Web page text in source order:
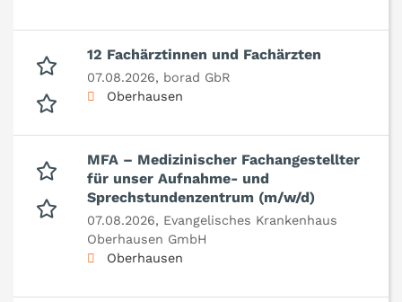
12 Fachärztinnen und Fachärzten
07.08.2026, borad GbR
Oberhausen
MFA – Medizinischer Fachangestellter
für unser Aufnahme- und
Sprechstundenzentrum (m/w/d)
07.08.2026, Evangelisches Krankenhaus
Oberhausen GmbH
Oberhausen